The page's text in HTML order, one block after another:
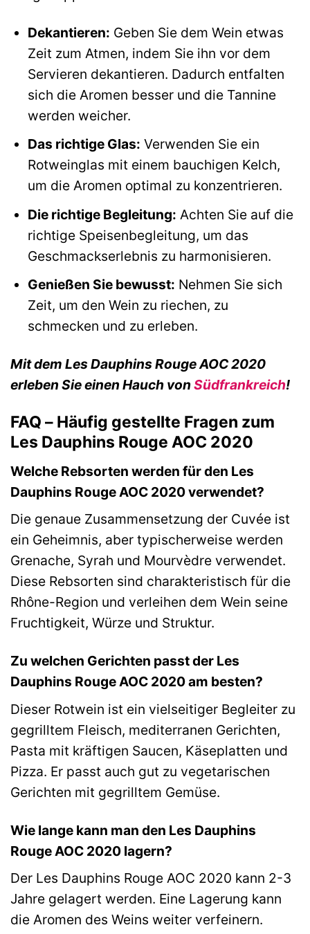
Dekantieren: Geben Sie dem Wein etwas
Zeit zum Atmen, indem Sie ihn vor dem
Servieren dekantieren. Dadurch entfalten
sich die Aromen besser und die Tannine
werden weicher.
Das richtige Glas: Verwenden Sie ein
Rotweinglas mit einem bauchigen Kelch,
um die Aromen optimal zu konzentrieren.
Die richtige Begleitung: Achten Sie auf die
richtige Speisenbegleitung, um das
Geschmackserlebnis zu harmonisieren.
Genießen Sie bewusst: Nehmen Sie sich
Zeit, um den Wein zu riechen, zu
schmecken und zu erleben.
Mit dem Les Dauphins Rouge AOC 2020
erleben Sie einen Hauch von Südfrankreich!
FAQ – Häufig gestellte Fragen zum
Les Dauphins Rouge AOC 2020
Welche Rebsorten werden für den Les
Dauphins Rouge AOC 2020 verwendet?
Die genaue Zusammensetzung der Cuvée ist
ein Geheimnis, aber typischerweise werden
Grenache, Syrah und Mourvèdre verwendet.
Diese Rebsorten sind charakteristisch für die
Rhône-Region und verleihen dem Wein seine
Fruchtigkeit, Würze und Struktur.
Zu welchen Gerichten passt der Les
Dauphins Rouge AOC 2020 am besten?
Dieser Rotwein ist ein vielseitiger Begleiter zu
gegrilltem Fleisch, mediterranen Gerichten,
Pasta mit kräftigen Saucen, Käseplatten und
Pizza. Er passt auch gut zu vegetarischen
Gerichten mit gegrilltem Gemüse.
Wie lange kann man den Les Dauphins
Rouge AOC 2020 lagern?
Der Les Dauphins Rouge AOC 2020 kann 2-3
Jahre gelagert werden. Eine Lagerung kann
die Aromen des Weins weiter verfeinern.